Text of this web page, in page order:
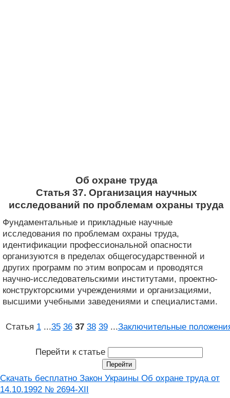
Об охране труда
Статья 37. Организация научных
исследований по проблемам охраны труда
Фундаментальные и прикладные научные
исследования по проблемам охраны труда,
идентификации профессиональной опасности
организуются в пределах общегосударственной и
других программ по этим вопросам и проводятся
научно-исследовательскими институтами, проектно-
конструкторскими учреждениями и организациями,
высшими учебными заведениями и специалистами.
Статья 1 ...35 36 37 38 39 ...Заключительные
Перейти к статье
Скачать бесплатно Закон Украины Об охране труда от
14.10.1992 № 2694-XII